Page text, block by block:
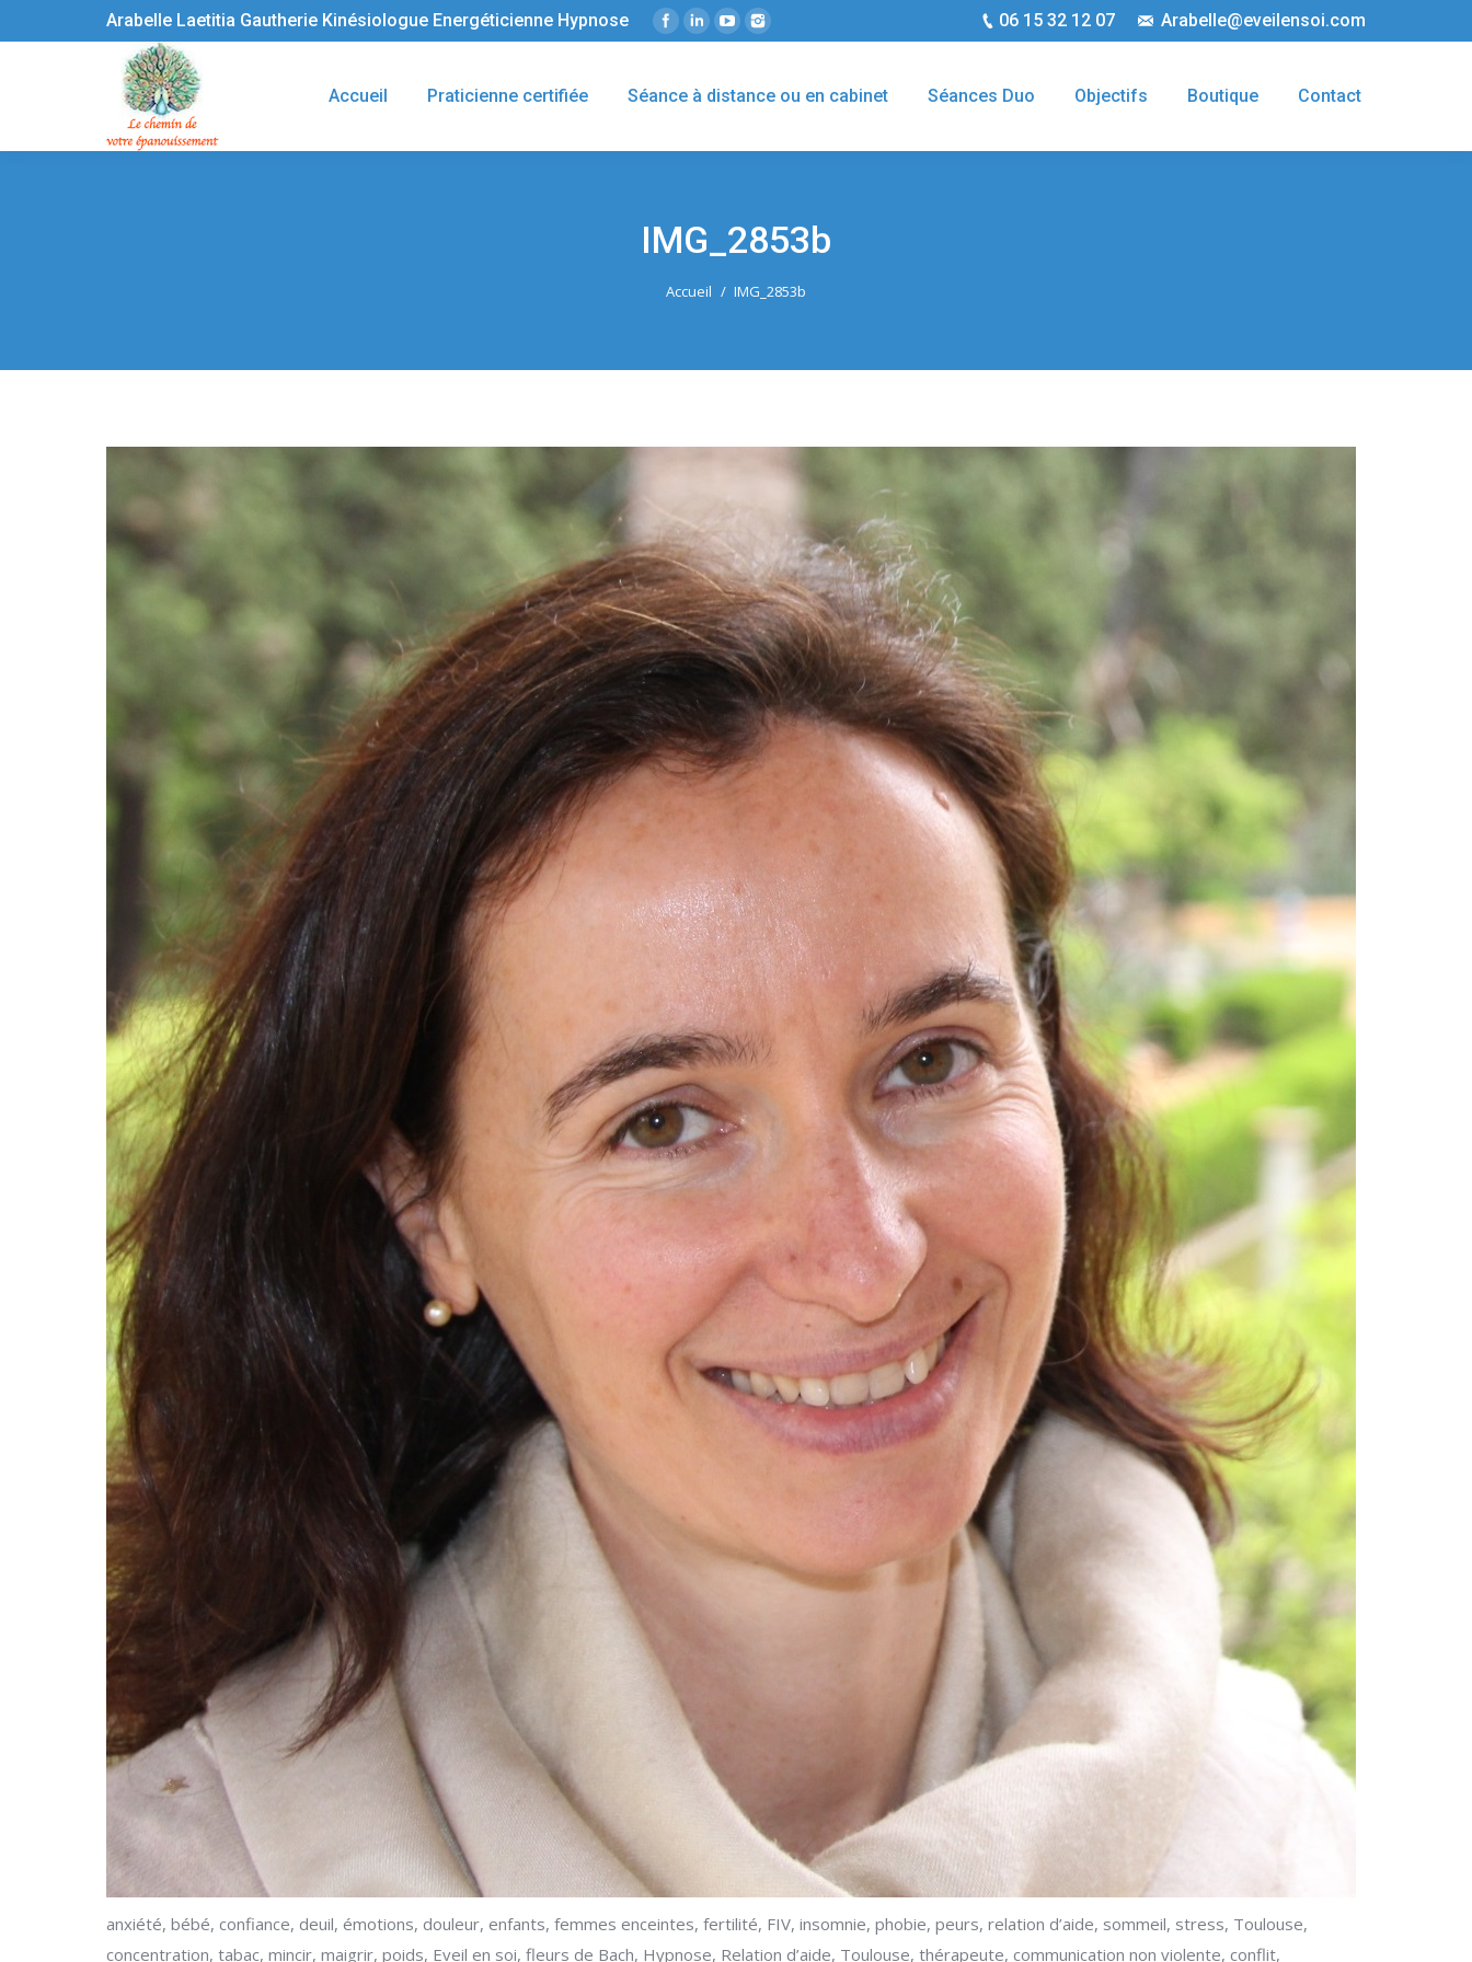
Arabelle Laetitia Gautherie Kinésiologue Energéticienne Hypnose 06 15 32 12 07 Arabelle@eveilensoi.com
Accueil Praticienne certifiée Séance à distance ou en cabinet Séances Duo Objectifs Boutique Contact
IMG_2853b
Accueil IMG_2853b
anxiété, bébé, confiance, deuil, émotions, douleur, enfants, femmes enceintes, fertilité, FIV, insomnie, phobie, peurs, relation d’aide, sommeil, stress, Toulouse,
concentration, tabac, mincir, maigrir, poids, Eveil en soi, fleurs de Bach, Hypnose, Relation d’aide, Toulouse, thérapeute, communication non violente, conflit,